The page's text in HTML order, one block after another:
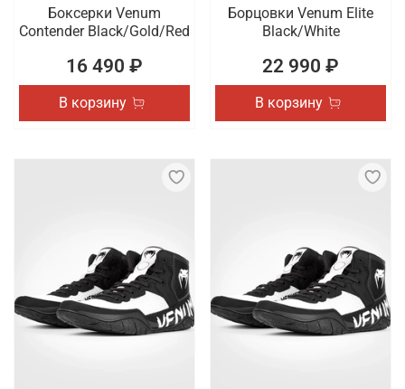
Боксерки Venum
Contender Black/Gold/Red
16 490 ₽
В корзину
Борцовки Venum Elite
Black/White
22 990 ₽
В корзину